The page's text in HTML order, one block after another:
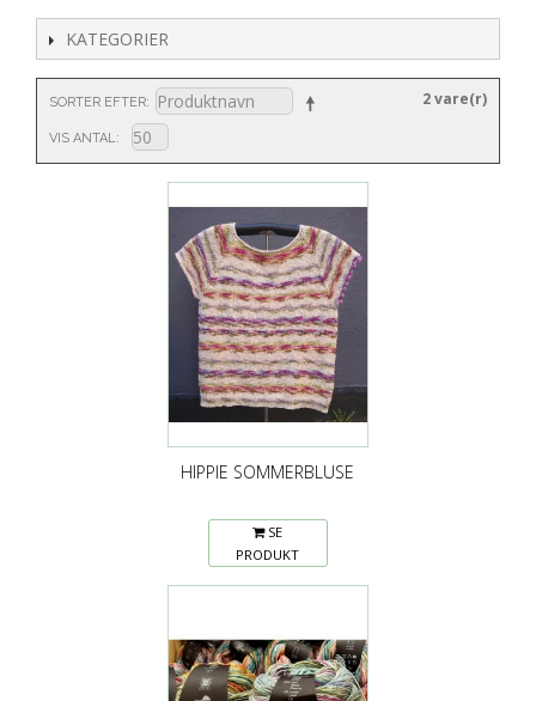
KATEGORIER
SORTER EFTER
VIS ANTAL
2 vare(r)
HIPPIE SOMMERBLUSE
SE
PRODUKT